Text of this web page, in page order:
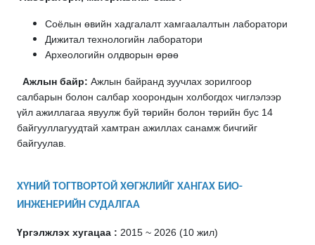
Соёлын өвийн хадгалалт хамгаалалтын лаборатори
Дижитал технологийн лаборатори
Археологийн олдворын өрөө
Ажлын байр: Ажлын байранд зуучлах зорилгоор
салбарын болон салбар хоорондын холбогдох чиглэлээр
үйл ажиллагаа явуулж буй төрийн болон төрийн бус 14
байгууллагуудтай хамтран ажиллах санамж бичгийг
байгуулав.
ХҮНИЙ ТОГТВОРТОЙ ХӨГЖЛИЙГ ХАНГАХ БИО-
ИНЖЕНЕРИЙН СУДАЛГАА
Үргэлжлэх хугацаа : 2015 ~ 2026 (10 жил)